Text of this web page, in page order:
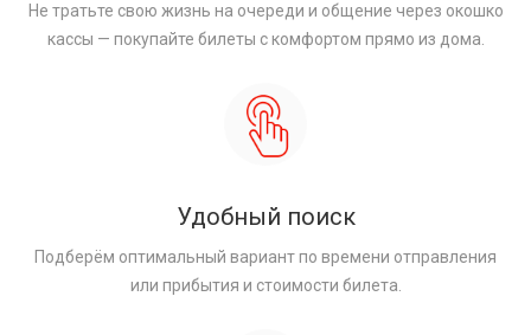
Не тратьте свою жизнь на очереди и общение через окошко
кассы — покупайте билеты с комфортом прямо из дома.
Удобный поиск
Подберём оптимальный вариант по времени отправления
или прибытия и стоимости билета.